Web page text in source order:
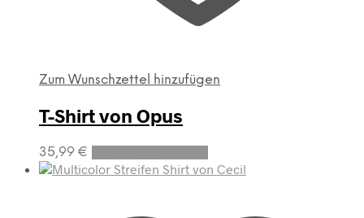
Zum Wunschzettel hinzufügen
T-Shirt von Opus
35,99 €
Dieses
Produkt
weist